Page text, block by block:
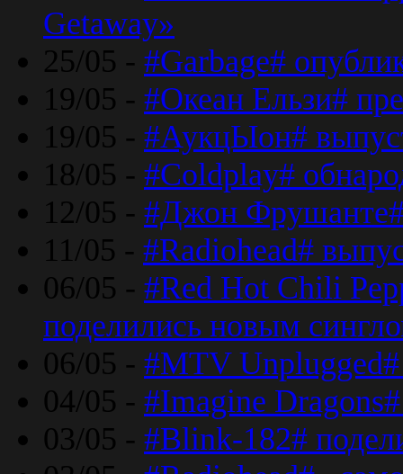
Getaway»
25/05 - #Garbage#
19/05 - #Океан Ельзи#
19/05 - #АукцЫон#
18/05 - #Coldplay#
12/05 - #Джон
11/05 - #Radiohead#
06/05 - #Red Hot Chili
поделились новым
06/05 - #MTV Unplugged#
04/05 - #Imagine
03/05 - #Blink-182#